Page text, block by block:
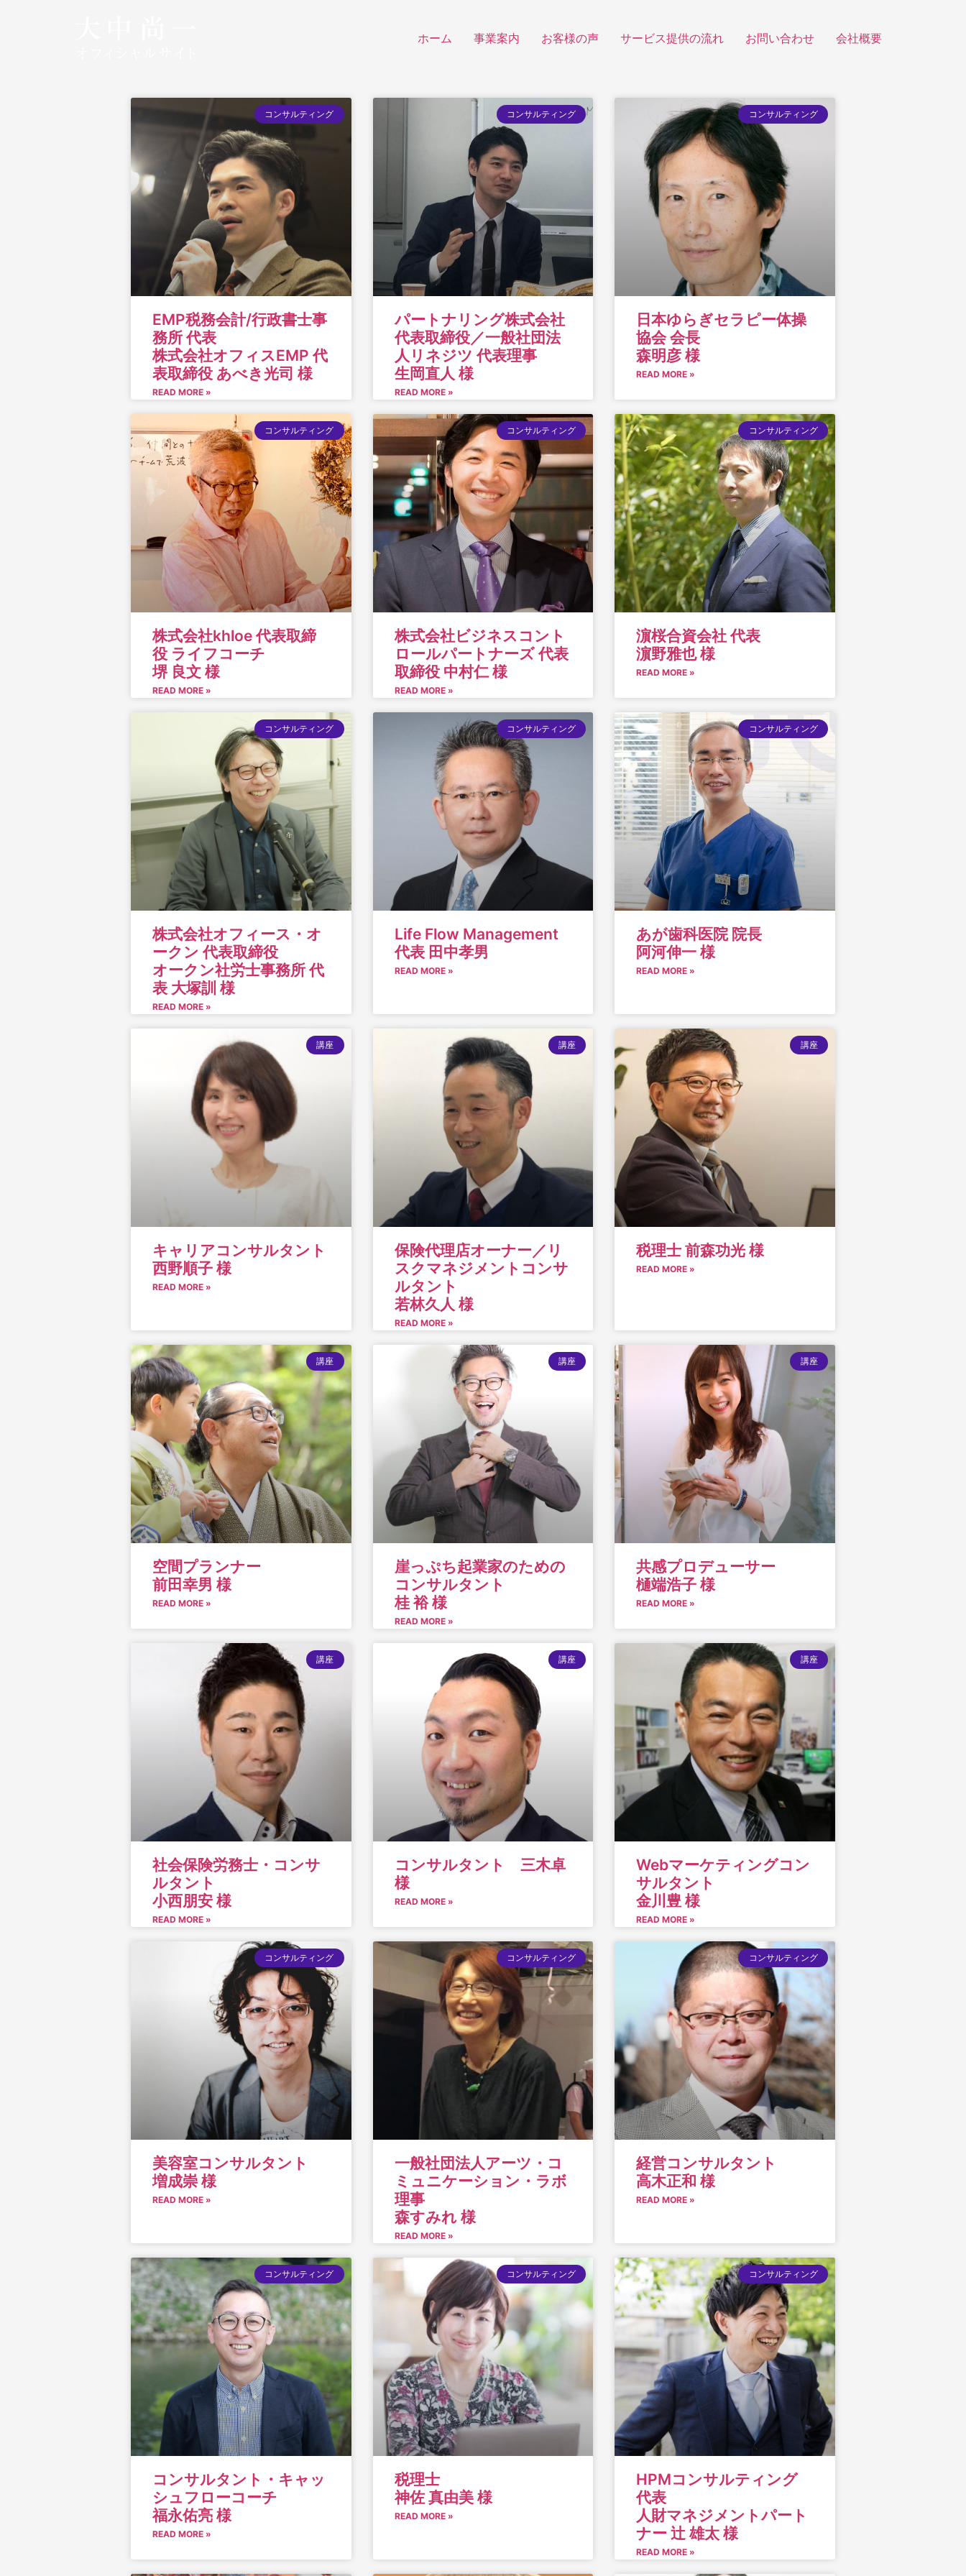
ホーム 事業案内 お客様の声 サービス提供の流れ お問い合わせ 会社概要
コンサルティング
EMP税務会計/行政書士事
務所 代表
株式会社オフィスEMP 代
表取締役 あべき光司 様
READ MORE »
コンサルティング
パートナリング株式会社
代表取締役／一般社団法
人リネジツ 代表理事
生岡直人 様
READ MORE »
コンサルティング
日本ゆらぎセラピー体操
協会 会長
森明彦 様
READ MORE »
コンサルティング
株式会社khloe 代表取締
役 ライフコーチ
堺 良文 様
READ MORE »
コンサルティング
株式会社ビジネスコント
ロールパートナーズ 代表
取締役 中村仁 様
READ MORE »
コンサルティング
濵桜合資会社 代表
濵野雅也 様
READ MORE »
コンサルティング
株式会社オフィース・オ
ークン 代表取締役
オークン社労士事務所 代
表 大塚訓 様
READ MORE »
コンサルティング
Life Flow Management
代表 田中孝男
READ MORE »
コンサルティング
あが歯科医院 院長
阿河伸一 様
READ MORE »
講座
キャリアコンサルタント
西野順子 様
READ MORE »
講座
保険代理店オーナー／リ
スクマネジメントコンサ
ルタント
若林久人 様
READ MORE »
講座
税理士 前森功光 様
READ MORE »
講座
空間プランナー
前田幸男 様
READ MORE »
講座
崖っぷち起業家のための
コンサルタント
桂 裕 様
READ MORE »
講座
共感プロデューサー
樋端浩子 様
READ MORE »
講座
社会保険労務士・コンサ
ルタント
小西朋安 様
READ MORE »
講座
コンサルタント 三木卓
様
READ MORE »
講座
Webマーケティングコン
サルタント
金川豊 様
READ MORE »
コンサルティング
美容室コンサルタント
増成崇 様
READ MORE »
コンサルティング
一般社団法人アーツ・コ
ミュニケーション・ラボ
理事
森すみれ 様
READ MORE »
コンサルティング
経営コンサルタント
高木正和 様
READ MORE »
コンサルティング
コンサルタント・キャッ
シュフローコーチ
福永佑亮 様
READ MORE »
コンサルティング
税理士
神佐 真由美 様
READ MORE »
コンサルティング
HPMコンサルティング
代表
人財マネジメントパート
ナー 辻 雄太 様
READ MORE »